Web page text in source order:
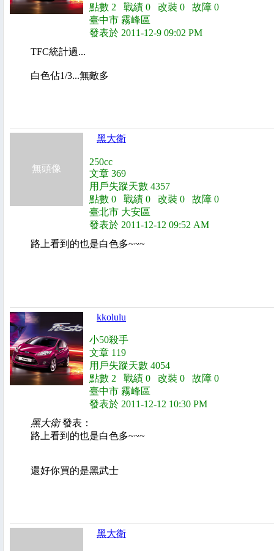
點數 2 戰績 0 改裝 0 故障 0
臺中市 霧峰區
發表於 2011-12-9 09:02 PM
TFC統計過...
白色佔1/3...無敵多
無頭像
黑大衛
250cc
文章 369
用戶失蹤天數 4357
點數 0 戰績 0 改裝 0 故障 0
臺北市 大安區
發表於 2011-12-12 09:52 AM
路上看到的也是白色多~~~
kkolulu
小50殺手
文章 119
用戶失蹤天數 4054
點數 2 戰績 0 改裝 0 故障 0
臺中市 霧峰區
發表於 2011-12-12 10:30 PM
黑大衛發表：
路上看到的也是白色多~~~
還好你買的是黑武士
黑大衛